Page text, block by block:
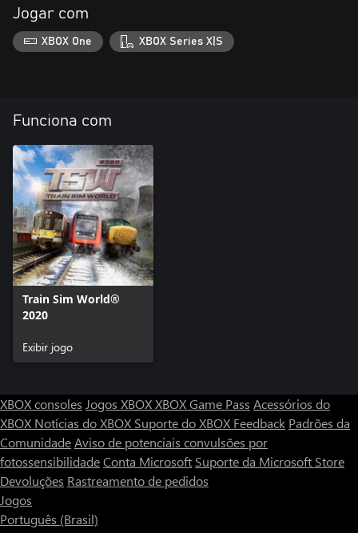
Jogar com
XBOX One XBOX Series X|S
Funciona com
Train Sim World®
2020
Exibir jogo
XBOX consoles Jogos XBOXXBOX Game Pass Acessórios do
XBOX Notícias do XBOX Suporte do XBOX Feedback Padrões da
ComunidadeAviso de potenciais convulsões por
fotossensibilidadeConta Microsoft Suporte da Microsoft Store
Devoluções Rastreamento de pedidos
Jogos
Português (Brasil)